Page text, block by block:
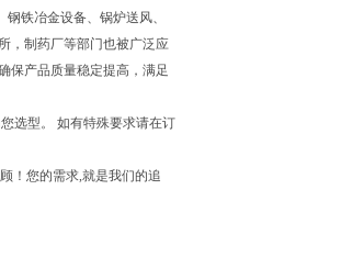
铁冶金设备、锅炉送风、
，制药厂等部门也被广泛应
保产品质量稳定提高，满足
选型。 如有特殊要求请在订
！您的需求,就是我们的追